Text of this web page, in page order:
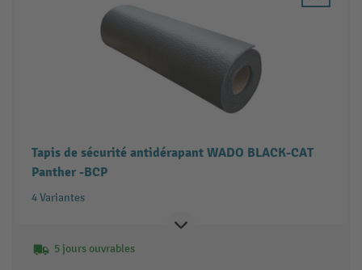
Tapis de sécurité antidérapant WADO BLACK-CAT
Panther -BCP
4 Variantes
5 jours ouvrables